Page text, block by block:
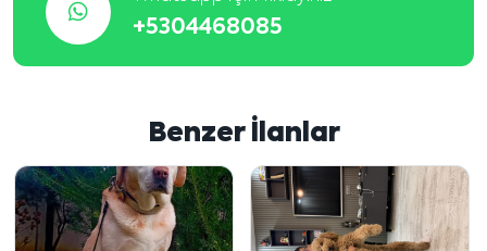
+5304468085
Benzer İlanlar